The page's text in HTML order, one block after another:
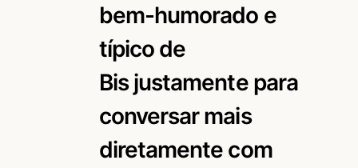
bem-humorado e
típico de
Bis justamente para
conversar mais
diretamente com